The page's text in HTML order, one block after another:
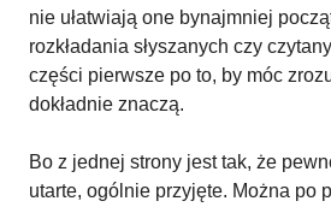
nie ułatwiają one bynajmniej
rozkładania słyszanych czy
części pierwsze po to, by móc
dokładnie znaczą.
Bo z jednej strony jest tak, że
utarte, ogólnie przyjęte. Można po